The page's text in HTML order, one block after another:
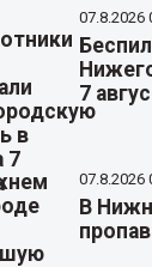
07.8.2026
7
07.8.2026
В